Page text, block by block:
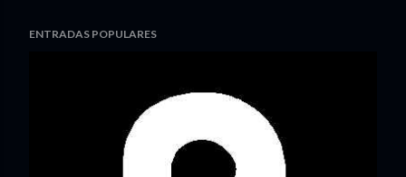
ENTRADAS POPULARES